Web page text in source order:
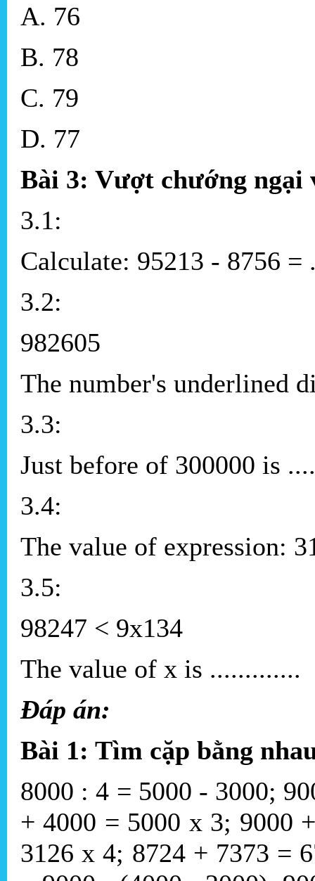
A. 76
B. 78
C. 79
D. 77
Bài 3: Vượt chướng ngại
3.1:
Calculate: 95213 - 8756 =
3.2:
982605
The number's underlined
3.3:
Just before of 300000 is
3.4:
The value of expression:
3.5:
98247 < 9x134
The value of x is .............
Đáp án:
Bài 1: Tìm cặp bằng
8000 : 4 = 5000 - 3000;
+ 4000 = 5000 x 3; 9000
3126 x 4; 8724 + 7373 =